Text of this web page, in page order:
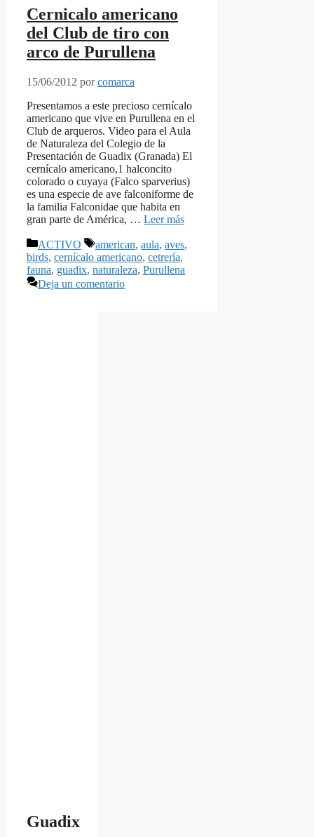
Cernicalo americano
del Club de tiro con
arco de Purullena
15/06/2012 porcomarca
Presentamos a este precioso cernícalo
americano que vive en Purullena en el
Club de arqueros. Video para el Aula
de Naturaleza del Colegio de la
Presentación de Guadix (Granada) El
cernícalo americano,1 halconcito
colorado o cuyaya (Falco sparverius)
es una especie de ave falconiforme de
la familia Falconidae que habita en
gran parte de América, … Leer más
Categorías
ACTIVO Etiquetas
american, aula, aves,
birds, cernícalo americano, cetrería,
fauna, guadix, naturaleza, Purullena
Deja un comentario
Guadix